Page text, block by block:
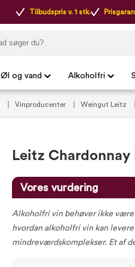
Tilbudspris v. 1 stk.
Øl og vand Alkoholfri
Vinproducenter Weingut Leitz
Leitz
Vores vurdering
Alkoholfri vin behøver ikke være
hvordan alkoholfri vin kan
mindreværdskomplekser. Et af